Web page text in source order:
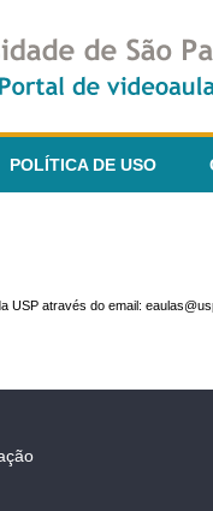
POLÍTICA DE USO
USP através do email: